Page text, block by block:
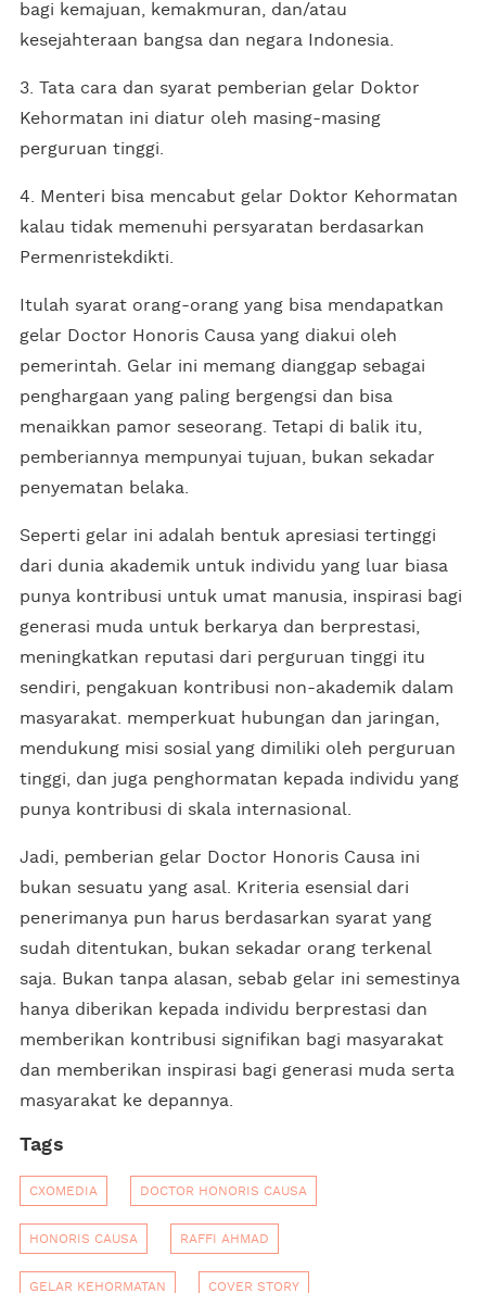
bagi kemajuan, kemakmuran, dan/atau
kesejahteraan bangsa dan negara Indonesia.
3. Tata cara dan syarat pemberian gelar Doktor
Kehormatan ini diatur oleh masing-masing
perguruan tinggi.
4. Menteri bisa mencabut gelar Doktor Kehormatan
kalau tidak memenuhi persyaratan berdasarkan
Permenristekdikti.
Itulah syarat orang-orang yang bisa mendapatkan
gelar Doctor Honoris Causa yang diakui oleh
pemerintah. Gelar ini memang dianggap sebagai
penghargaan yang paling bergengsi dan bisa
menaikkan pamor seseorang. Tetapi di balik itu,
pemberiannya mempunyai tujuan, bukan sekadar
penyematan belaka.
Seperti gelar ini adalah bentuk apresiasi tertinggi
dari dunia akademik untuk individu yang luar biasa
punya kontribusi untuk umat manusia, inspirasi bagi
generasi muda untuk berkarya dan berprestasi,
meningkatkan reputasi dari perguruan tinggi itu
sendiri, pengakuan kontribusi non-akademik dalam
masyarakat. memperkuat hubungan dan jaringan,
mendukung misi sosial yang dimiliki oleh perguruan
tinggi, dan juga penghormatan kepada individu yang
punya kontribusi di skala internasional.
Jadi, pemberian gelar Doctor Honoris Causa ini
bukan sesuatu yang asal. Kriteria esensial dari
penerimanya pun harus berdasarkan syarat yang
sudah ditentukan, bukan sekadar orang terkenal
saja. Bukan tanpa alasan, sebab gelar ini semestinya
hanya diberikan kepada individu berprestasi dan
memberikan kontribusi signifikan bagi masyarakat
dan memberikan inspirasi bagi generasi muda serta
masyarakat ke depannya.
Tags
CXOMEDIA DOCTOR HONORIS CAUSA
HONORIS CAUSA RAFFI AHMAD
GELAR KEHORMATAN COVER STORY